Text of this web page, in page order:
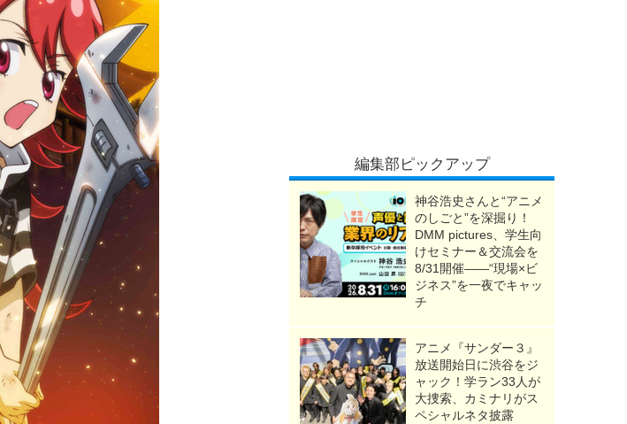
編集部ピックアップ
神谷浩史さんと“アニメ
のしごと”を深掘り！
DMM pictures、学生向
けセミナー＆交流会を
8/31開催――“現場×ビ
ジネス”を一夜でキャッ
チ
アニメ『サンダー３』
放送開始日に渋谷をジ
ャック！学ラン33人が
大捜索、カミナリがス
ペシャルネタ披露